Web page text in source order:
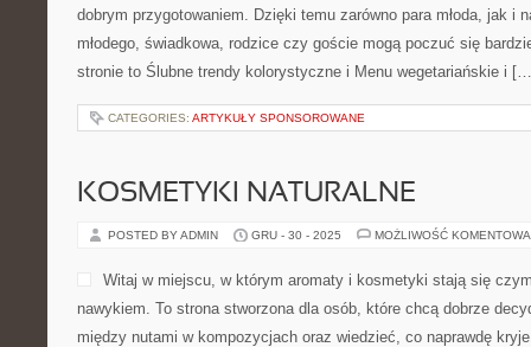
dobrym przygotowaniem. Dzięki temu zarówno para młoda, jak i
młodego, świadkowa, rodzice czy goście mogą poczuć się
stronie to Ślubne trendy kolorystyczne i Menu wegetariańskie i
CATEGORIES: ARTYKUŁY SPONSOROWANE
KOSMETYKI NATURALNE
POSTED BY ADMIN GRU - 30 - 2025 MOŻLIWOŚĆ
Witaj w miejscu, w którym aromaty i kosmetyki stają się
nawykiem. To strona stworzona dla osób, które chcą dobrze
między nutami w kompozycjach oraz wiedzieć, co naprawdę